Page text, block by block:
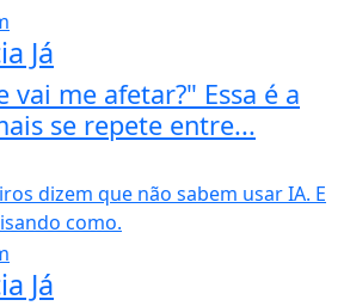
Já
vai me afetar?" Essa é a
se repete entre...
Já